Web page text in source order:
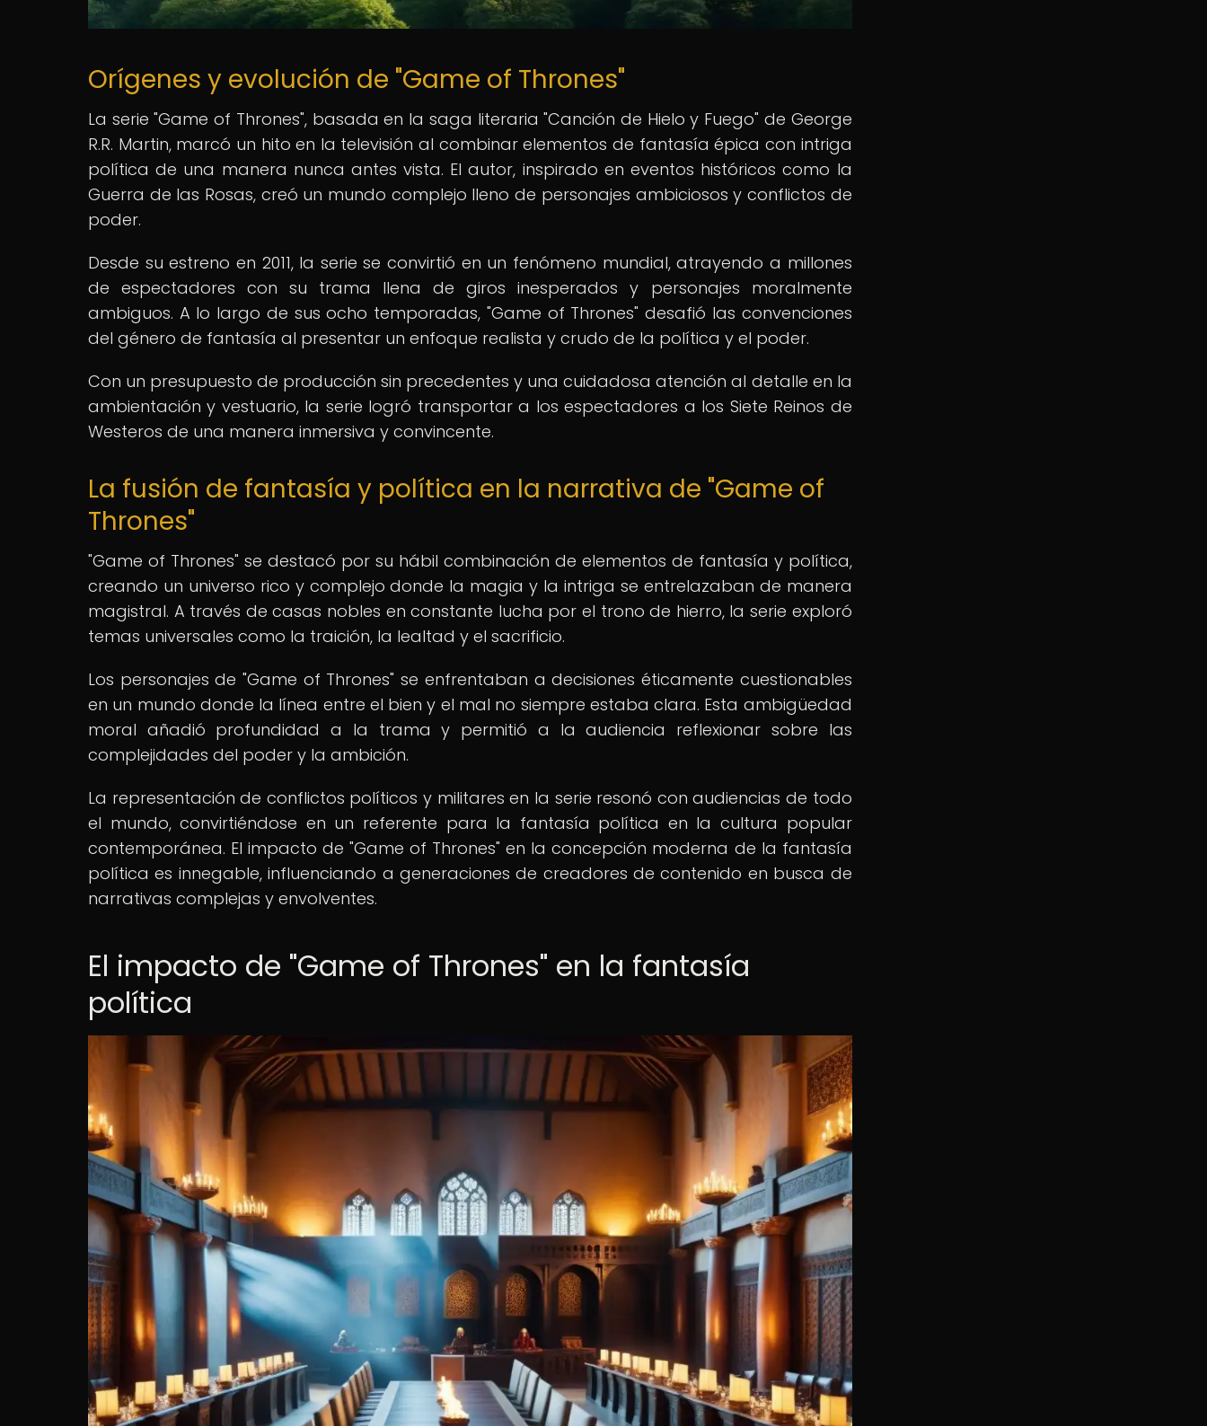
Orígenes y evolución de "Game of Thrones"
La serie "Game of Thrones", basada en la saga literaria "Canción de Hielo y Fuego" de George
R.R. Martin, marcó un hito en la televisión al combinar elementos de fantasía épica con intriga
política de una manera nunca antes vista. El autor, inspirado en eventos históricos como la
Guerra de las Rosas, creó un mundo complejo lleno de personajes ambiciosos y conflictos de
poder.
Desde su estreno en 2011, la serie se convirtió en un fenómeno mundial, atrayendo a millones
de espectadores con su trama llena de giros inesperados y personajes moralmente
ambiguos. A lo largo de sus ocho temporadas, "Game of Thrones" desafió las convenciones
del género de fantasía al presentar un enfoque realista y crudo de la política y el poder.
Con un presupuesto de producción sin precedentes y una cuidadosa atención al detalle en la
ambientación y vestuario, la serie logró transportar a los espectadores a los Siete Reinos de
Westeros de una manera inmersiva y convincente.
La fusión de fantasía y política en la narrativa de "Game of
Thrones"
"Game of Thrones" se destacó por su hábil combinación de elementos de fantasía y política,
creando un universo rico y complejo donde la magia y la intriga se entrelazaban de manera
magistral. A través de casas nobles en constante lucha por el trono de hierro, la serie exploró
temas universales como la traición, la lealtad y el sacrificio.
Los personajes de "Game of Thrones" se enfrentaban a decisiones éticamente cuestionables
en un mundo donde la línea entre el bien y el mal no siempre estaba clara. Esta ambigüedad
moral añadió profundidad a la trama y permitió a la audiencia reflexionar sobre las
complejidades del poder y la ambición.
La representación de conflictos políticos y militares en la serie resonó con audiencias de todo
el mundo, convirtiéndose en un referente para la fantasía política en la cultura popular
contemporánea. El impacto de "Game of Thrones" en la concepción moderna de la fantasía
política es innegable, influenciando a generaciones de creadores de contenido en busca de
narrativas complejas y envolventes.
El impacto de "Game of Thrones" en la fantasía
política